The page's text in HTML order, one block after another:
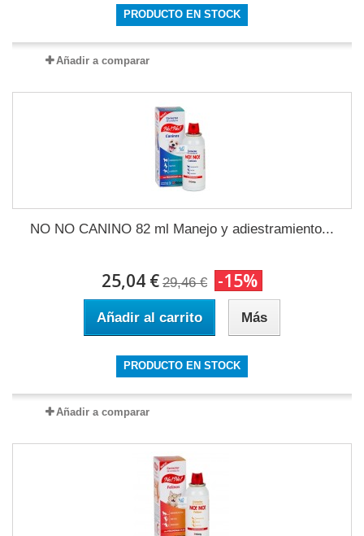
PRODUCTO EN STOCK
Añadir a comparar
NO NO CANINO 82 ml Manejo y adiestramiento...
25,04 € 29,46 € -15%
Añadir al carrito Más
PRODUCTO EN STOCK
Añadir a comparar